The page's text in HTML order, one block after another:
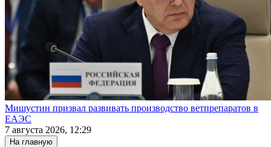
Мишустин призвал развивать производство ветпрепаратов в
ЕАЭС
7 августа 2026, 12:29
На главную